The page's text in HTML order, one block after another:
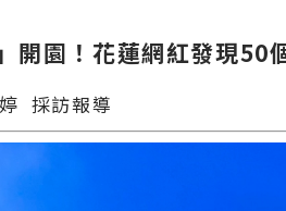
光復鄉
豐濱鄉
開園！花蓮網紅發現50
採訪報導